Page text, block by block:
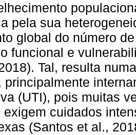
pela sua
global do número
funcional e
Tal, resulta
principalmente
(UTI), pois muitas
exigem cuidados
(Santos et al.,